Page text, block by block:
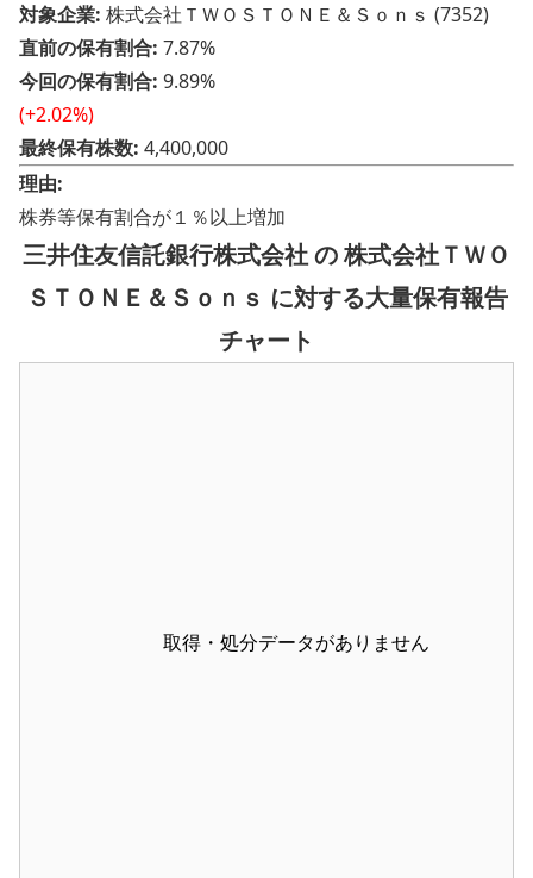
対象企業: 株式会社ＴＷＯＳＴＯＮＥ＆Ｓｏｎｓ (7352)
直前の保有割合: 7.87%
今回の保有割合: 9.89%
(+2.02%)
最終保有株数: 4,400,000
理由:
株券等保有割合が１％以上増加
三井住友信託銀行株式会社 の 株式会社ＴＷＯ
ＳＴＯＮＥ＆Ｓｏｎｓ に対する大量保有報告
チャート
取得・処分データがありません